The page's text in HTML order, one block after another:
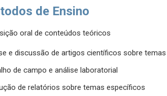
de Ensino
oral de conteúdos teóricos
e discussão de artigos científicos sobre
de campo e análise laboratorial
de relatórios sobre temas específicos